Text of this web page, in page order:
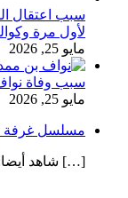
سبب اعتقال
لأول مرة
مايو 25, 2026
سبب وفاة
مايو 25, 2026
مسلسل غرفة
[…] شاهد أيضا: